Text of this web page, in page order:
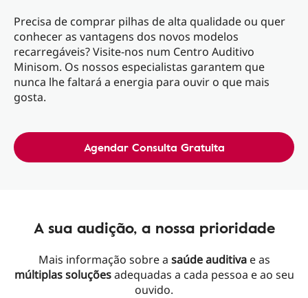
Precisa de comprar pilhas de alta qualidade ou quer
conhecer as vantagens dos novos modelos
recarregáveis? Visite-nos num Centro Auditivo
Minisom. Os nossos especialistas garantem que
nunca lhe faltará a energia para ouvir o que mais
gosta.
Agendar Consulta Gratuita
A sua audição, a nossa prioridade
Mais informação sobre a saúde auditivae as
múltiplas soluçõesadequadas a cada pessoa e ao seu
ouvido.